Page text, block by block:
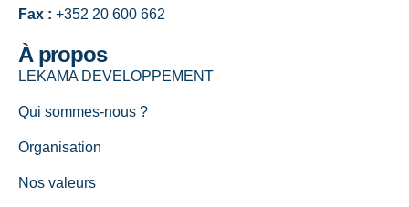
Fax : +352 20 600 662
À propos
LEKAMA DEVELOPPEMENT
Qui sommes-nous ?
Organisation
Nos valeurs